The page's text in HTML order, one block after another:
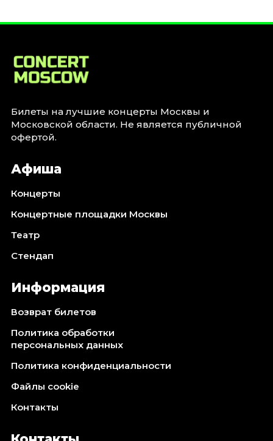
Билеты на лучшие концерты Москвы и
Московской области. Не является публичной
офертой.
Афиша
Концерты
Концертные площадки Москвы
Театр
Стендап
Информация
Возврат билетов
Политика обработки
персональных данных
Политика конфиденциальности
Файлы cookie
Контакты